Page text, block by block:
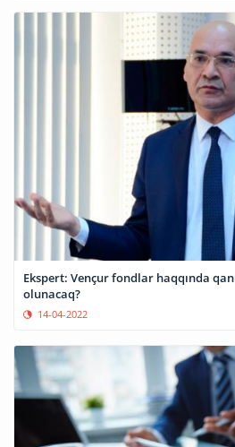
Ekspert: Vençur fondlar haqqında
olunacaq?
14-04-2022